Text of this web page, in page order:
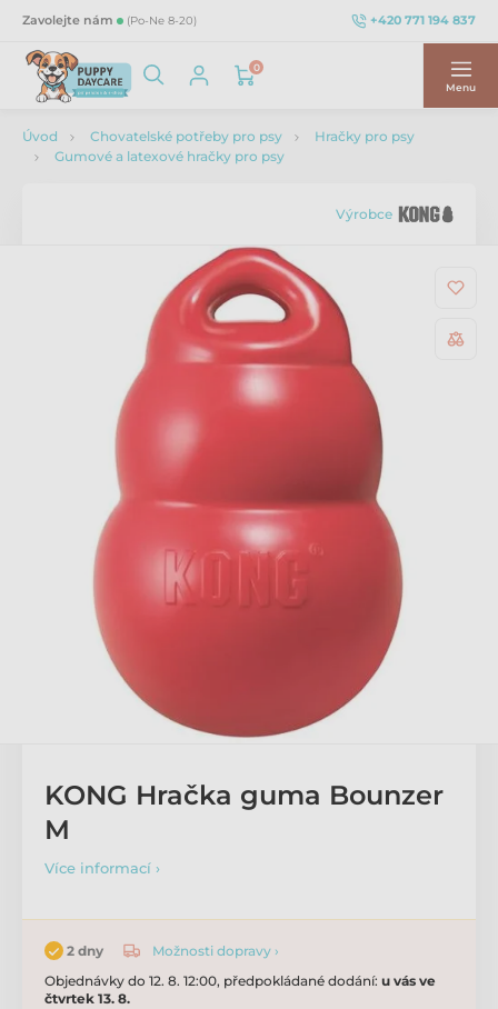
Zavolejte nám (Po-Ne 8-20) +420 771 194 837
0
Menu
Úvod Chovatelské potřeby pro psy
Hračky pro psy
Gumové a latexové hračky pro psy
Výrobce
KONG Hračka guma Bounzer
M
Více informací ›
2 dny
Možnosti dopravy ›
Objednávky do 12. 8. 12:00, předpokládané dodání: u vás ve
čtvrtek 13. 8.